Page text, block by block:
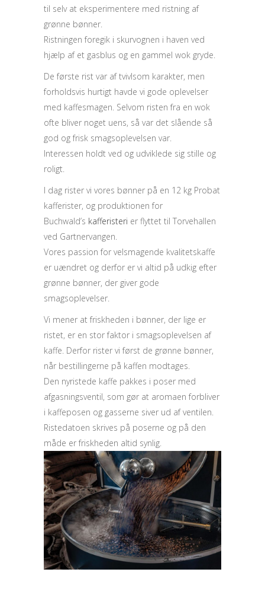
til selv at eksperimentere med ristning af
grønne bønner.
Ristningen foregik i skurvognen i haven ved
hjælp af et gasblus og en gammel wok gryde.
De første rist var af tvivlsom karakter, men
forholdsvis hurtigt havde vi gode oplevelser
med kaffesmagen. Selvom risten fra en wok
ofte bliver noget uens, så var det slående så
god og frisk smagsoplevelsen var.
Interessen holdt ved og udviklede sig stille og
roligt.
I dag rister vi vores bønner på en 12 kg Probat
kafferister, og produktionen for
Buchwald’s kafferisteri er flyttet til Torvehallen
ved Gartnervangen.
Vores passion for velsmagende kvalitetskaffe
er uændret og derfor er vi altid på udkig efter
grønne bønner, der giver gode
smagsoplevelser.
Vi mener at friskheden i bønner, der lige er
ristet, er en stor faktor i smagsoplevelsen af
kaffe. Derfor rister vi først de grønne bønner,
når bestillingerne på kaffen modtages.
Den nyristede kaffe pakkes i poser med
afgasningsventil, som gør at aromaen forbliver
i kaffeposen og gasserne siver ud af ventilen.
Ristedatoen skrives på poserne og på den
måde er friskheden altid synlig.